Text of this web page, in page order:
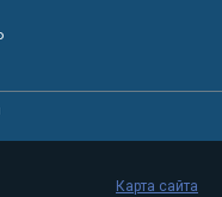
Карта сайта